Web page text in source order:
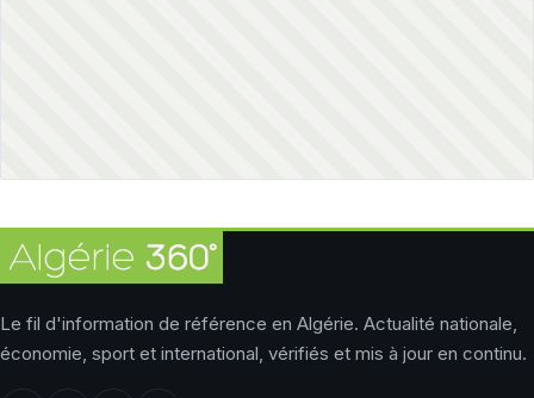
Le fil d'information de référence en Algérie. Actualité nationale,
économie, sport et international, vérifiés et mis à jour en continu.